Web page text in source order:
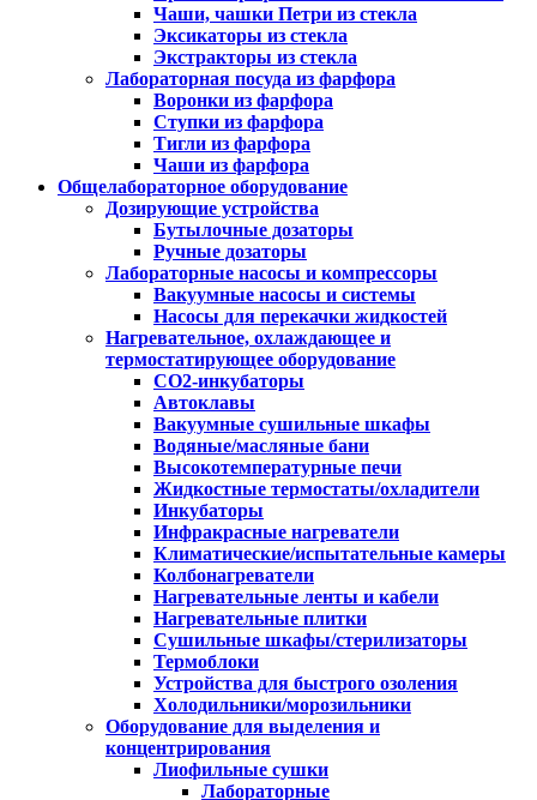
Чаши, чашки Петри из стекла
Эксикаторы из стекла
Экстракторы из стекла
Лабораторная посуда из фарфора
Воронки из фарфора
Ступки из фарфора
Тигли из фарфора
Чаши из фарфора
Общелабораторное оборудование
Дозирующие устройства
Бутылочные дозаторы
Ручные дозаторы
Лабораторные насосы и компрессоры
Вакуумные насосы и системы
Насосы для перекачки жидкостей
Нагревательное, охлаждающее и
термостатирующее оборудование
CO2-инкубаторы
Автоклавы
Вакуумные сушильные шкафы
Водяные/масляные бани
Высокотемпературные печи
Жидкостные термостаты/охладители
Инкубаторы
Инфракрасные нагреватели
Климатические/испытательные камеры
Колбонагреватели
Нагревательные ленты и кабели
Нагревательные плитки
Сушильные шкафы/стерилизаторы
Термоблоки
Устройства для быстрого озоления
Холодильники/морозильники
Оборудование для выделения и
концентрирования
Лиофильные сушки
Лабораторные